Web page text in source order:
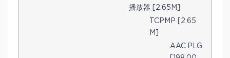
播放器 [2.65M]
TCPMP [2.65
M]
AAC.PLG